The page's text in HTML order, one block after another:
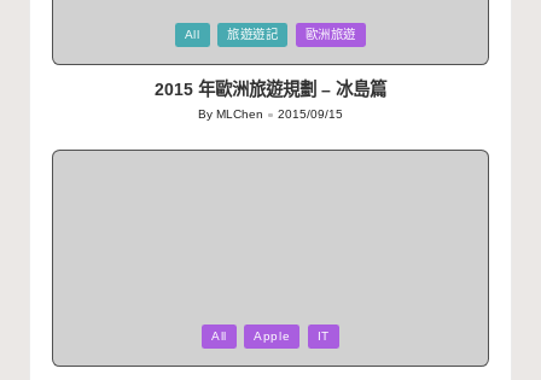
All 旅遊遊記 歐洲旅遊
2015 年歐洲旅遊規劃 – 冰島篇
Posted
By MLChen 2015/09/15
All Apple IT